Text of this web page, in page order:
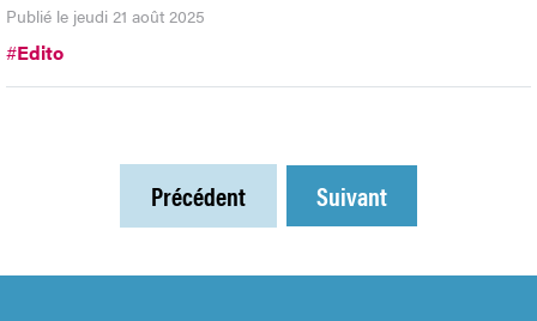
Publié le jeudi 21 août 2025
#Edito
Précédent Suivant